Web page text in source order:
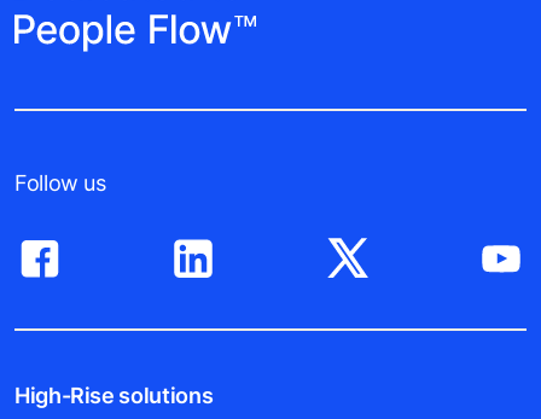
Follow us
High-Rise solutions